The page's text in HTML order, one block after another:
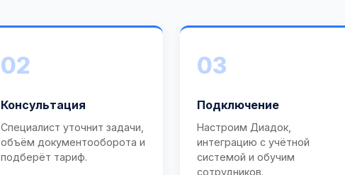
02
Консультация
Специалист уточнит задачи,
объём документооборота и
подберёт тариф.
03
Подключение
Настроим Диадок,
интеграцию с учётной
системой и обучим
сотрудников.